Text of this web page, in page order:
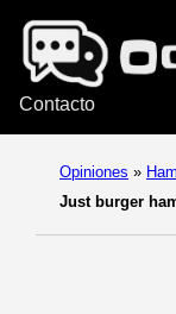
Contacto
Opiniones »
Just burger